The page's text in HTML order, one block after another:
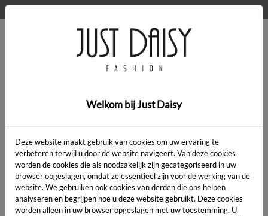
> Broek Caroline
Welkom bij Just Daisy
Deze website maakt gebruik van cookies om uw ervaring te
verbeteren terwijl u door de website navigeert. Van deze cookies
worden de cookies die als noodzakelijk zijn gecategoriseerd in uw
browser opgeslagen, omdat ze essentieel zijn voor de werking van de
website. We gebruiken ook cookies van derden die ons helpen
analyseren en begrijpen hoe u deze website gebruikt. Deze cookies
worden alleen in uw browser opgeslagen met uw toestemming. U